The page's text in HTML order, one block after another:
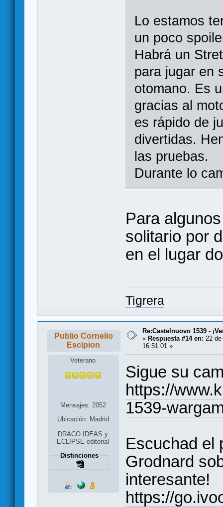
Lo estamos
un poco
Habrá un
para jugar en
otomano. Es
gracias al
es rápido de
divertidas.
las pruebas.
Durante lo
Para
solitario por
en el lugar
Tigrera
Publio Cornelio
Escipion
Veterano
Mensajes: 2052
Ubicación: Madrid
DRACO IDEAS y
ECLIPSE editorial
Distinciones
Re:Castelnuovo 1539 -
« Respuesta #14 en: 22
16:51:01 »
Sigue su
https://
1539-
Escuchad el
Grodnard
interesante!
https://